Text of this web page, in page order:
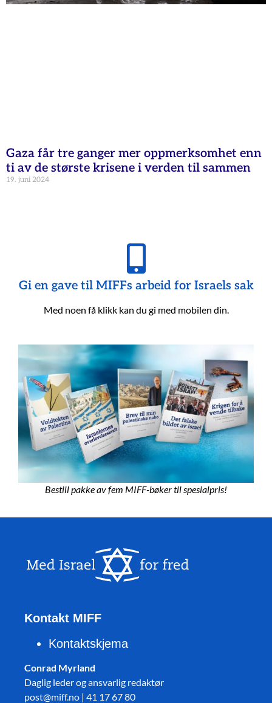
Gaza får tre ganger mer oppmerksomhet enn
ti av de største krisene i verden til sammen
19. juni 2024
Gi en gave til MIFFs arbeid for Israels sak
Med noen få klikk kan du gi med mobilen din.
Bestill pakke av fem MIFF-bøker til spesialpris!
Kontakt MIFF
Kontaktskjema
Conrad Myrland
Daglig leder og ansvarlig redaktør
post@miff.no | 41 17 67 80